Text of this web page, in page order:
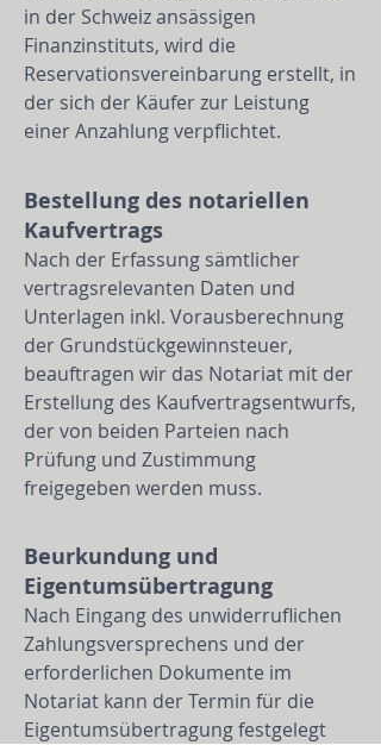
in der Schweiz ansässigen
Finanzinstituts, wird die
Reservationsvereinbarung erstellt, in
der sich der Käufer zur Leistung
einer Anzahlung verpflichtet.
Bestellung des notariellen
Kaufvertrags
Nach der Erfassung sämtlicher
vertragsrelevanten Daten und
Unterlagen inkl. Vorausberechnung
der Grundstückgewinnsteuer,
beauftragen wir das Notariat mit der
Erstellung des Kaufvertragsentwurfs,
der von beiden Parteien nach
Prüfung und Zustimmung
freigegeben werden muss.
Beurkundung und
Eigentumsübertragung
Nach Eingang des unwiderruflichen
Zahlungsversprechens und der
erforderlichen Dokumente im
Notariat kann der Termin für die
Eigentumsübertragung festgelegt